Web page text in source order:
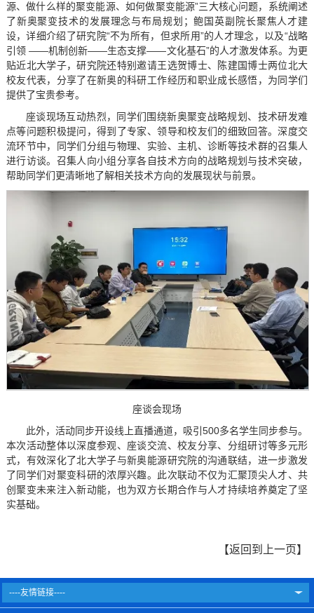
源、做什么样的聚变能源、如何做聚变能源”三大核心问题，系统阐述
了新奥聚变技术的发展理念与布局规划；鲍国英副院长聚焦人才建
设，详细介绍了研究院“不为所有，但求所用”的人才理念，以及“战略
引领 ——机制创新——生态支撑——文化基石”的人才激发体系。为更
贴近北大学子，研究院还特别邀请王选贺博士、陈建国博士两位北大
校友代表，分享了在新奥的科研工作经历和职业成长感悟，为同学们
提供了宝贵参考。
座谈现场互动热烈，同学们围绕新奥聚变战略规划、技术研发难
点等问题积极提问，得到了专家、领导和校友们的细致回答。深度交
流环节中，同学们分组与物理、实验、主机、诊断等技术群的召集人
进行访谈。召集人向小组分享各自技术方向的战略规划与技术突破，
帮助同学们更清晰地了解相关技术方向的发展现状与前景。
座谈会现场
此外，活动同步开设线上直播通道，吸引500多名学生同步参与。
本次活动整体以深度参观、座谈交流、校友分享、分组研讨等多元形
式，有效深化了北大学子与新奥能源研究院的沟通联结，进一步激发
了同学们对聚变科研的浓厚兴趣。此次联动不仅为汇聚顶尖人才、共
创聚变未来注入新动能，也为双方长期合作与人才持续培养奠定了坚
实基础。
【返回到上一页】
----友情链接----